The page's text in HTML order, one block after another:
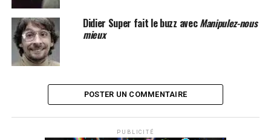
Didier Super fait le buzz avecManipulez-nous
mieux
POSTER UN COMMENTAIRE
PUBLICITÉ